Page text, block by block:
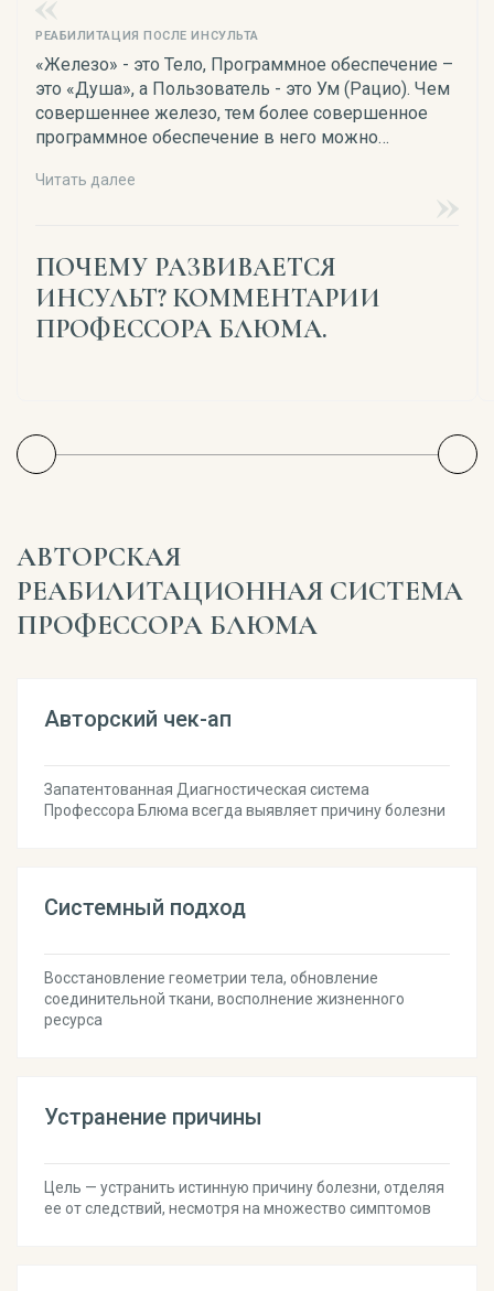
РЕАБИЛИТАЦИЯ ПОСЛЕ ИНСУЛЬТА
«Железо» - это Тело, Программное обеспечение –
это «Душа», а Пользователь - это Ум (Рацио). Чем
совершеннее железо, тем более совершенное
программное обеспечение в него можно
примитивнее будет программное содержимое, и
тем сложнее пользователю (мозгу) в таком теле
Читать далее
ПОЧЕМУ РАЗВИВАЕТСЯ
ИНСУЛЬТ? КОММЕНТАРИИ
ПРОФЕССОРА БЛЮМА.
АВТОРСКАЯ
РЕАБИЛИТАЦИОННАЯ СИСТЕМА
ПРОФЕССОРА БЛЮМА
Авторский чек-ап
Запатентованная Диагностическая система
Профессора Блюма всегда выявляет причину болезни
Системный подход
Восстановление геометрии тела, обновление
соединительной ткани, восполнение жизненного
ресурса
Устранение причины
Цель — устранить истинную причину болезни, отделяя
ее от следствий, несмотря на множество симптомов